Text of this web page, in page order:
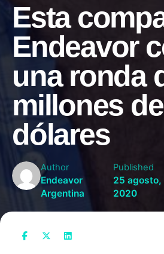
Esta
Endeavor
una ronda
millones de
dólares
Author
Endeavor
Argentina
Published
25 agosto,
2020